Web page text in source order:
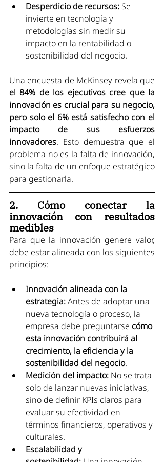
Desperdicio de recursos: Se
invierte en tecnología y
metodologías sin medir su
impacto en la rentabilidad o
sostenibilidad del negocio.
el 84% de los ejecutivos cree que la
innovación es crucial para su negocio,
pero solo el 6% está satisfecho con el
impacto de sus esfuerzos
innovadores. Esto demuestra que el
problema no es la falta de innovación,
sino la falta de un enfoque estratégico
para gestionarla.
2. Cómo conectar la
innovación con resultados
medibles
Para que la innovación genere valor,
debe estar alineada con los siguientes
principios:
Innovación alineada con la
estrategia: Antes de adoptar una
nueva tecnología o proceso, la
empresa debe preguntarse cómo
esta innovación contribuirá al
crecimiento, la eficiencia y la
sostenibilidad del negocio.
Medición del impacto: No se trata
solo de lanzar nuevas iniciativas,
sino de definir KPIs claros para
evaluar su efectividad en
términos financieros, operativos y
culturales.
Escalabilidad y